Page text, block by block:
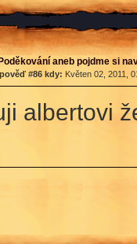
aneb pojdme si
#86 kdy: Květen 02, 2011,
albertovi